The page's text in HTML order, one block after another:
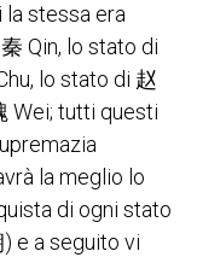
la stessa era
Qin, lo stato di
lo stato di 赵
Wei; tutti questi
la meglio lo
di ogni stato
e a seguito vi